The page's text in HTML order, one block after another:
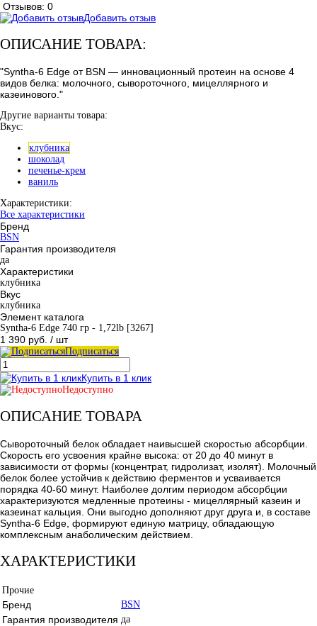
Отзывов: 0
Добавить отзыв
ОПИСАНИЕ ТОВАРА:
"Syntha-6 Edge от BSN — инновационный протеин на основе 4
видов белка: молочного, сывороточного, мицеллярного и
казеинового."
Другие варианты товара:
Вкус:
клубника
шоколад
печенье-крем
ваниль
Характеристики:
Все характеристики
Бренд
BSN
Гарантия производителя
да
Характеристики
клубника
Вкус
клубника
Элемент каталога
Syntha-6 Edge 740 гр - 1,72lb [3267]
1 390 руб. / шт
Подписаться
Купить в 1 клик
Недоступно
ОПИСАНИЕ ТОВАРА
Сывороточный белок обладает наивысшей скоростью абсорбции.
Скорость его усвоения крайне высока: от 20 до 40 минут в
зависимости от формы (концентрат, гидролизат, изолят). Молочный
белок более устойчив к действию ферментов и усваивается
порядка 40-60 минут. Наиболее долгим периодом абсорбции
характеризуются медленные протеины - мицеллярный казеин и
казеинат кальция. Они выгодно дополняют друг друга и, в составе
Syntha-6 Edge, формируют единую матрицу, обладающую
комплексным анаболическим действием.
ХАРАКТЕРИСТИКИ
Прочие
Бренд BSN
Гарантия производителя да